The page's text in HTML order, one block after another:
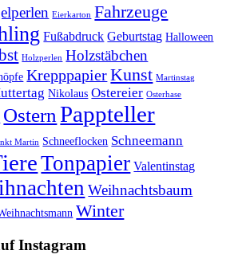
Eierkarton Fahrzeuge
Fußabdruck Geburtstag Halloween
Holzperlen Holzstäbchen
Krepppapier Kunst Martinstag
Nikolaus Ostereier Osterhase
Ostern Pappteller
Martin Schneeflocken Schneemann
Tonpapier Valentinstag
Weihnachtsbaum
Winter
Instagram